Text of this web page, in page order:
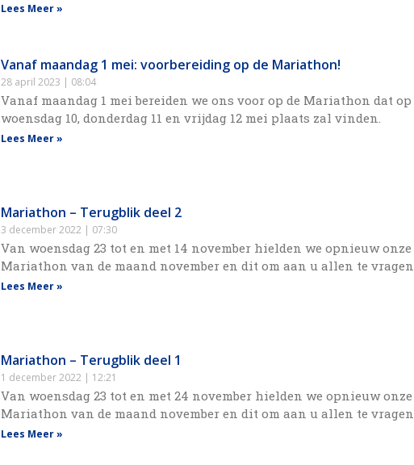
Lees Meer »
Vanaf maandag 1 mei: voorbereiding op de Mariathon!
28 april 2023 08:04
Vanaf maandag 1 mei bereiden we ons voor op de Mariathon dat op
woensdag 10, donderdag 11 en vrijdag 12 mei plaats zal vinden.
Lees Meer »
Mariathon – Terugblik deel 2
3 december 2022 07:30
Van woensdag 23 tot en met 14 november hielden we opnieuw onze
Mariathon van de maand november en dit om aan u allen te vragen
Lees Meer »
Mariathon – Terugblik deel 1
1 december 2022 12:21
Van woensdag 23 tot en met 24 november hielden we opnieuw onze
Mariathon van de maand november en dit om aan u allen te vragen
Lees Meer »